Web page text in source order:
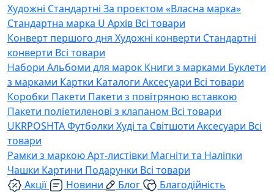
Художні Стандартні За проєктом «Власна марка»
Стандартна марка U Архів Всі товари
Конверт першого дня Художні конверти Стандартні
конверти Всі товари
Набори Альбоми для марок Книги з марками Буклети
з марками Картки Каталоги Аксесуари Всі товари
Коробки Пакети Пакети з повітряною вставкою
Пакети поліетиленові з клапаном Всі товари
UKRPOSHTAФутболки Худі та Світшоти Аксесуари Всі
товари
Рамки з маркоюАрт-листівки Магніти та Наліпки
Чашки Картини Подарунки Всі товари
Акції
Новини Блог
Благодійність